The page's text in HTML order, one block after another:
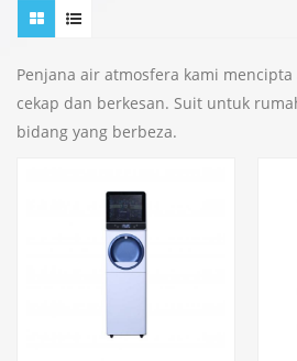
Penjana air atmosfera kami
cekap dan berkesan. Suit untuk
bidang yang berbeza.